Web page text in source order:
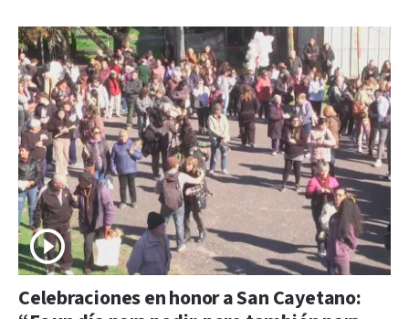
Celebraciones en honor a San Cayetano: